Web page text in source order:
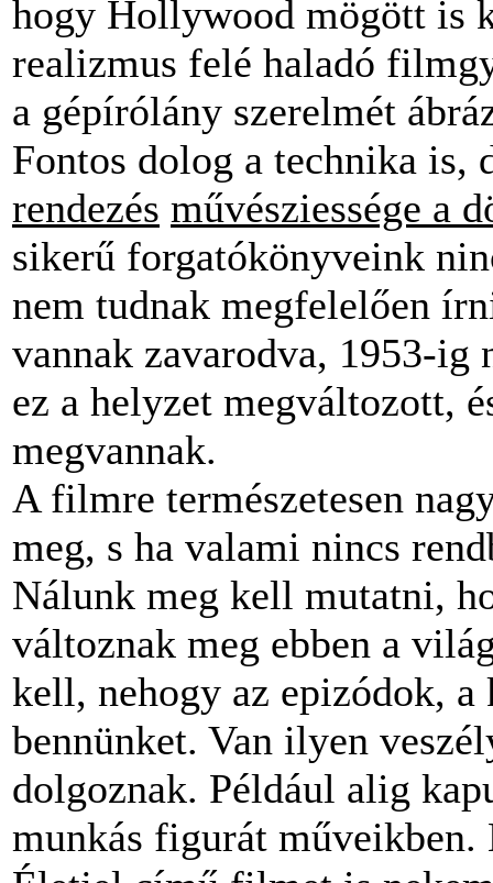
hogy Hollywood mögött is
realizmus felé haladó
a gépírólány szerelmét
Fontos dolog a technika is,
rendezés művésziessége a
sikerű forgatókönyveink
nem tudnak megfelelően
vannak zavarodva, 1953-ig
ez a helyzet megváltozott,
megvannak.
A filmre természetesen
meg, s ha valami nincs
Nálunk meg kell mutatni,
változnak meg ebben a
kell, nehogy az epizódok,
bennünket. Van ilyen
dolgoznak. Például alig
munkás figurát műveikben.